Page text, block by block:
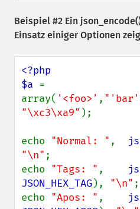
Beispiel #2 Ein
Einsatz einiger Optionen
<?php
$a =
array( '<foo>' ,
"\xc3\xa9" );
echo "Normal: " ,
"\n" ;
echo "Tags: " ,
JSON_HEX_TAG), "\n" ;
echo "Apos: " ,